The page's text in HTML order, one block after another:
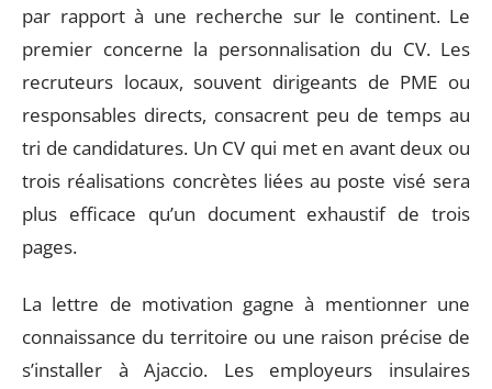
par rapport à une recherche sur le continent. Le
premier concerne la personnalisation du CV. Les
recruteurs locaux, souvent dirigeants de PME ou
responsables directs, consacrent peu de temps au
tri de candidatures. Un CV qui met en avant deux ou
trois réalisations concrètes liées au poste visé sera
plus efficace qu’un document exhaustif de trois
pages.
La lettre de motivation gagne à mentionner une
connaissance du territoire ou une raison précise de
s’installer à Ajaccio. Les employeurs insulaires